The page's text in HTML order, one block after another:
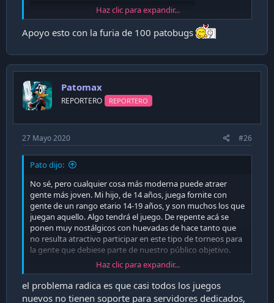
Haz clic para expandir...
Apoyo esto con la furia de 100 patobugs
Patomax
REPORTERO REPORTERO
27 Mayo 2020 #26
Pato dijo:
No sé, pero cualquier cosa más moderna puede atraer
gente más joven. Mi hijo, de 14 años, juega fornite con
gente de un rango etario 14-19 años, y son muchos los que
juegan aquello. Algo tendrá el juego. De repente acá se
ponen muy nostálgicos con huevadas de hace tanto que
no resulta atractivo participar en este tipo de torneos para
la gente que debiese parte de nuestro público objetivo.
Volviendo al tema, hasta un torneo de PES o Fifa resultaría
interesante. No vayan a proponer winning eleven 3,
quedaríamos en las mismas.
Haz clic para expandir...
el problema radica es que casi todos los juegos
nuevos no tienen soporte para servidores dedicados,